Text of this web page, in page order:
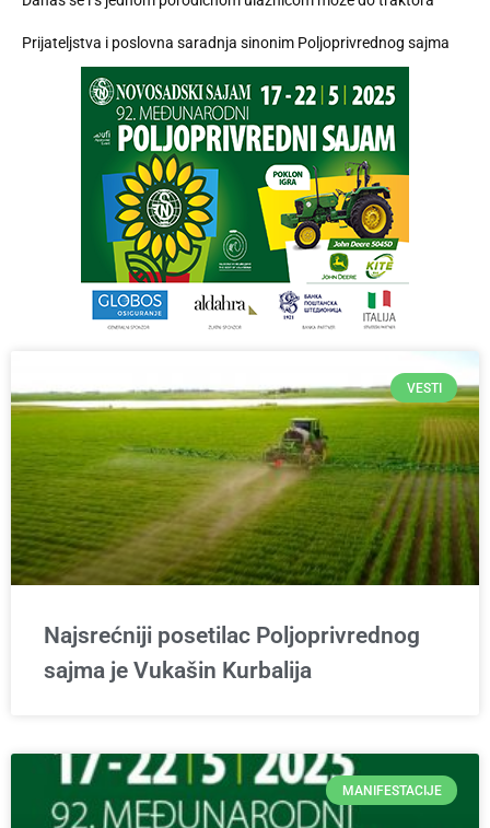
Prijateljstva i poslovna saradnja sinonim Poljoprivrednog sajma
VESTI
Najsrećniji posetilac Poljoprivrednog
sajma je Vukašin Kurbalija
MANIFESTACIJE